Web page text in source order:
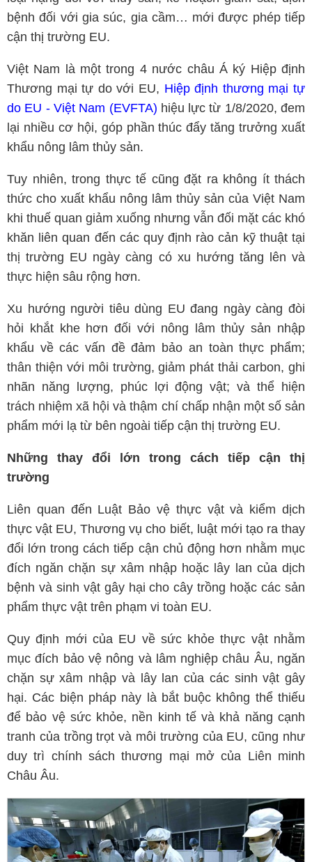
bệnh đối với gia súc, gia cầm… mới được phép tiếp
cận thị trường EU.
Việt Nam là một trong 4 nước châu Á ký Hiệp định
Thương mại tự do với EU, Hiệp định thương mại tự
do EU - Việt Nam (EVFTA) hiệu lực từ 1/8/2020, đem
lại nhiều cơ hội, góp phần thúc đẩy tăng trưởng xuất
khẩu nông lâm thủy sản.
Tuy nhiên, trong thực tế cũng đặt ra không ít thách
thức cho xuất khẩu nông lâm thủy sản của Việt Nam
khi thuế quan giảm xuống nhưng vẫn đối mặt các khó
khăn liên quan đến các quy định rào cản kỹ thuật tại
thị trường EU ngày càng có xu hướng tăng lên và
thực hiện sâu rộng hơn.
Xu hướng người tiêu dùng EU đang ngày càng đòi
hỏi khắt khe hơn đối với nông lâm thủy sản nhập
khẩu về các vấn đề đảm bảo an toàn thực phẩm;
thân thiện với môi trường, giảm phát thải carbon, ghi
nhãn năng lượng, phúc lợi động vật; và thể hiện
trách nhiệm xã hội và thậm chí chấp nhận một số sản
phẩm mới lạ từ bên ngoài tiếp cận thị trường EU.
Những thay đổi lớn trong cách tiếp cận thị
trường
Liên quan đến Luật Bảo vệ thực vật và kiểm dịch
thực vật EU, Thương vụ cho biết, luật mới tạo ra thay
đổi lớn trong cách tiếp cận chủ động hơn nhằm mục
đích ngăn chặn sự xâm nhập hoặc lây lan của dịch
bệnh và sinh vật gây hại cho cây trồng hoặc các sản
phẩm thực vật trên phạm vi toàn EU.
Quy định mới của EU về sức khỏe thực vật nhằm
mục đích bảo vệ nông và lâm nghiệp châu Âu, ngăn
chặn sự xâm nhập và lây lan của các sinh vật gây
hại. Các biện pháp này là bắt buộc không thể thiếu
để bảo vệ sức khỏe, nền kinh tế và khả năng cạnh
tranh của trồng trọt và môi trường của EU, cũng như
duy trì chính sách thương mại mở của Liên minh
Châu Âu.